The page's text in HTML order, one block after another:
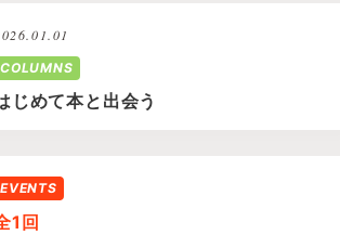
COLUMNS
じめて本と出会う
EVENTS
1回